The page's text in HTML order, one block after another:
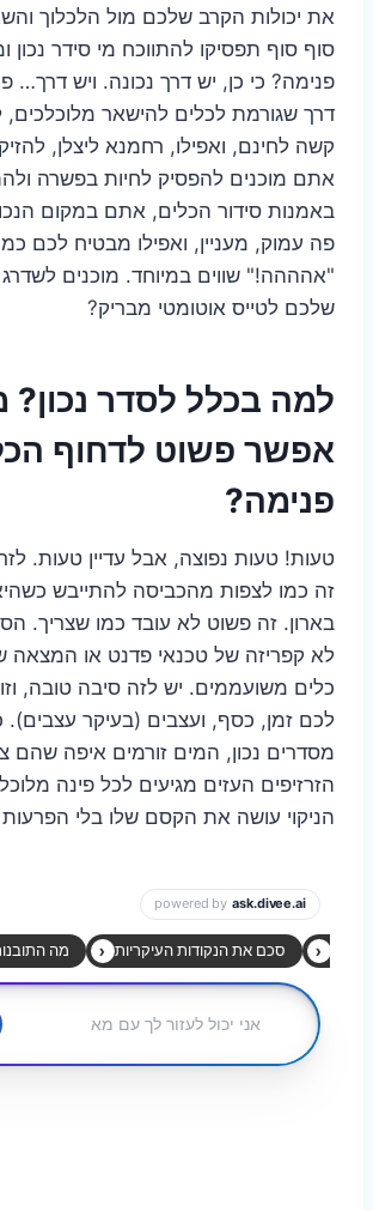
את יכולות הקרב שלכם מול הלכלוך
סוף סוף תפסיקו להתווכח מי סידר נכון
פנימה? כי כן, יש דרך נכונה. ויש דרך…
דרך שגורמת לכלים להישאר מלוכלכים,
קשה לחינם, ואפילו, רחמנא ליצלן,
אתם מוכנים להפסיק לחיות בפשרה
באמנות סידור הכלים, אתם במקום
פה עמוק, מעניין, ואפילו מבטיח לכם
"אהההה!" שווים במיוחד. מוכנים
שלכם לטייס אוטומטי מבריק?
למה בכלל לסדר נכון?
אפשר פשוט לדחוף
פנימה?
טעות! טעות נפוצה, אבל עדיין טעות.
זה כמו לצפות מהכביסה להתייבש
בארון. זה פשוט לא עובד כמו שצריך.
לא קפריזה של טכנאי פדנט או המצאה
כלים משועממים. יש לזה סיבה טובה,
לכם זמן, כסף, ועצבים (בעיקר
מסדרים נכון, המים זורמים איפה שהם
הזרזיפים העזים מגיעים לכל פינה
הניקוי עושה את הקסם שלו בלי הפרעות